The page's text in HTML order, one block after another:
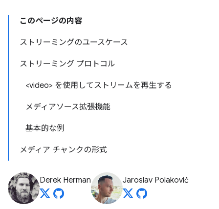
このページの内容
ストリーミングのユースケース
ストリーミング プロトコル
<video> を使用してストリームを再生する
メディアソース拡張機能
基本的な例
メディア チャンクの形式
Derek Herman Jaroslav Polakovič